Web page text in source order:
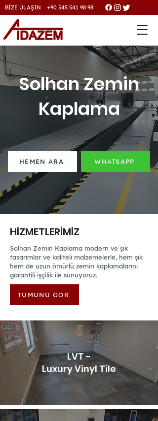
BİZE ULAŞIN +90 545 541 98 98
Solhan Zemin
Kaplama
HEMEN ARA WHATSAPP
HİZMETLERİMİZ
Solhan Zemin Kaplama modern ve şık
tasarımlar ve kaliteli malzemelerle, hem şık
hem de uzun ömürlü zemin kaplamalarını
garantili işçilik ile sunuyoruz.
TÜMÜNÜ GÖR
LVT -
Luxury Vinyl Tile